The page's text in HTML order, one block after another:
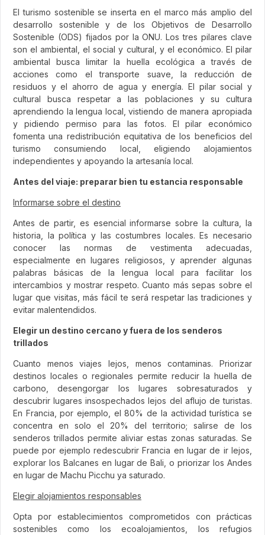
El turismo sostenible se inserta en el marco más amplio del
desarrollo sostenible y de los Objetivos de Desarrollo
Sostenible (ODS) fijados por la ONU. Los tres pilares clave
son el ambiental, el social y cultural, y el económico. El pilar
ambiental busca limitar la huella ecológica a través de
acciones como el transporte suave, la reducción de
residuos y el ahorro de agua y energía. El pilar social y
cultural busca respetar a las poblaciones y su cultura
aprendiendo la lengua local, vistiendo de manera apropiada
y pidiendo permiso para las fotos. El pilar económico
fomenta una redistribución equitativa de los beneficios del
turismo consumiendo local, eligiendo alojamientos
independientes y apoyando la artesanía local.
Antes del viaje: preparar bien tu estancia responsable
Informarse sobre el destino
Antes de partir, es esencial informarse sobre la cultura, la
historia, la política y las costumbres locales. Es necesario
conocer las normas de vestimenta adecuadas,
especialmente en lugares religiosos, y aprender algunas
palabras básicas de la lengua local para facilitar los
intercambios y mostrar respeto. Cuanto más sepas sobre el
lugar que visitas, más fácil te será respetar las tradiciones y
evitar malentendidos.
Elegir un destino cercano y fuera de los senderos
trillados
Cuanto menos viajes lejos, menos contaminas. Priorizar
destinos locales o regionales permite reducir la huella de
carbono, desengorgar los lugares sobresaturados y
descubrir lugares insospechados lejos del aflujo de turistas.
En Francia, por ejemplo, el 80% de la actividad turística se
concentra en solo el 20% del territorio; salirse de los
senderos trillados permite aliviar estas zonas saturadas. Se
puede por ejemplo redescubrir Francia en lugar de ir lejos,
explorar los Balcanes en lugar de Bali, o priorizar los Andes
en lugar de Machu Picchu ya saturado.
Elegir alojamientos responsables
Opta por establecimientos comprometidos con prácticas
sostenibles como los ecoalojamientos, los refugios